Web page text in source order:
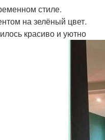
стиле.
на зелёный цвет.
красиво и уютно